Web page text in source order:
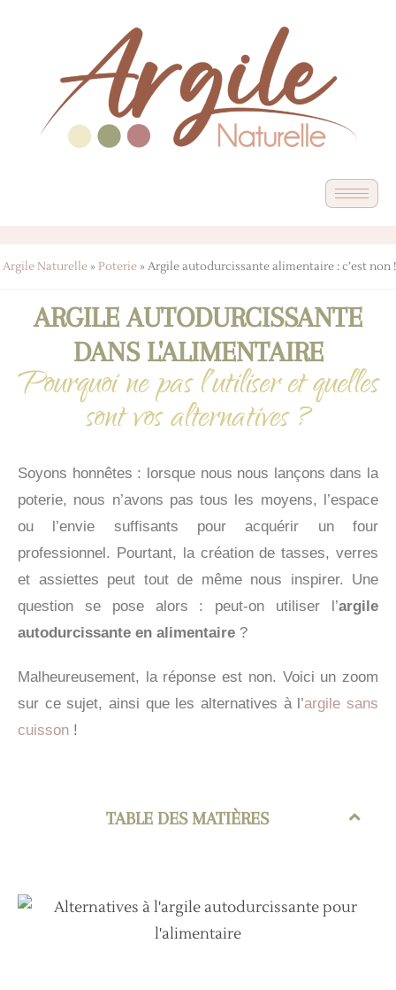
Argile Naturelle » Poterie » Argile autodurcissante alimentaire : c’est non !
ARGILE AUTODURCISSANTE
DANS L'ALIMENTAIRE
Pourquoi ne pas l’utiliser et quelles
sont vos alternatives ?
Soyons honnêtes : lorsque nous nous lançons dans la
poterie, nous n’avons pas tous les moyens, l’espace
ou l’envie suffisants pour acquérir un four
professionnel. Pourtant, la création de tasses, verres
et assiettes peut tout de même nous inspirer. Une
question se pose alors : peut-on utiliser l’argile
autodurcissante en alimentaire ?
Malheureusement, la réponse est non. Voici un zoom
sur ce sujet, ainsi que les alternatives à l’argile sans
cuisson !
TABLE DES MATIÈRES